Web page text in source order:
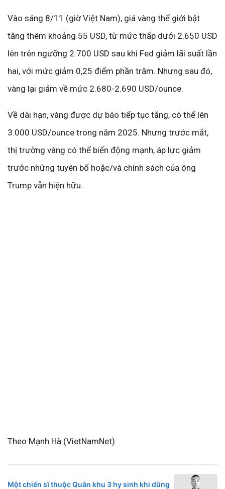
Vào sáng 8/11 (giờ Việt Nam), giá vàng thế giới bật
tăng thêm khoảng 55 USD, từ mức thấp dưới 2.650 USD
lên trên ngưỡng 2.700 USD sau khi Fed giảm lãi suất lần
hai, với mức giảm 0,25 điểm phần trăm. Nhưng sau đó,
vàng lại giảm về mức 2.680-2.690 USD/ounce.
Về dài hạn, vàng được dự báo tiếp tục tăng, có thể lên
3.000 USD/ounce trong năm 2025. Nhưng trước mắt,
thị trường vàng có thể biến động mạnh, áp lực giảm
trước những tuyên bố hoặc/và chính sách của ông
Trump vẫn hiện hữu.
Theo Mạnh Hà (VietNamNet)
Một chiến sĩ thuộc Quân khu 3 hy sinh khi dũng